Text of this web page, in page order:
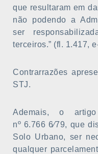
que resultaram em
não podendo a
ser
terceiros.” (fl. 1.417,
Contrarrazões
STJ.
Ademais, o
nº 6.766 6⁄79, que
Solo Urbano, ser
qualquer